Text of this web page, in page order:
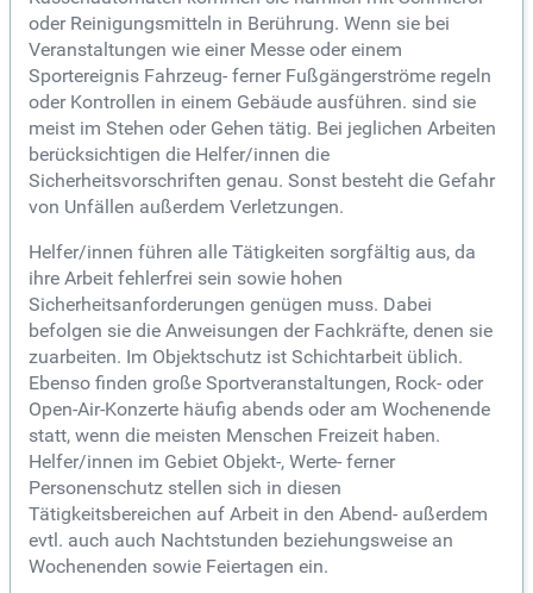
oder Reinigungsmitteln in Berührung. Wenn sie bei
Veranstaltungen wie einer Messe oder einem
Sportereignis Fahrzeug- ferner Fußgängerströme regeln
oder Kontrollen in einem Gebäude ausführen. sind sie
meist im Stehen oder Gehen tätig. Bei jeglichen Arbeiten
berücksichtigen die Helfer/innen die
Sicherheitsvorschriften genau. Sonst besteht die Gefahr
von Unfällen außerdem Verletzungen.
Helfer/innen führen alle Tätigkeiten sorgfältig aus, da
ihre Arbeit fehlerfrei sein sowie hohen
Sicherheitsanforderungen genügen muss. Dabei
befolgen sie die Anweisungen der Fachkräfte, denen sie
zuarbeiten. Im Objektschutz ist Schichtarbeit üblich.
Ebenso finden große Sportveranstaltungen, Rock- oder
Open-Air-Konzerte häufig abends oder am Wochenende
statt, wenn die meisten Menschen Freizeit haben.
Helfer/innen im Gebiet Objekt-, Werte- ferner
Personenschutz stellen sich in diesen
Tätigkeitsbereichen auf Arbeit in den Abend- außerdem
evtl. auch auch Nachtstunden beziehungsweise an
Wochenenden sowie Feiertagen ein.